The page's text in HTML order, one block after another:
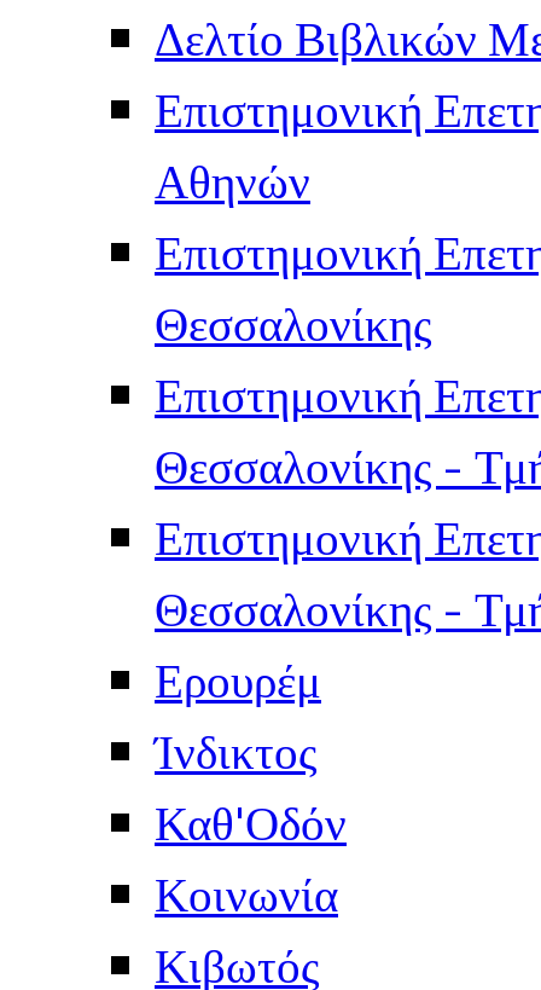
Δελτίο Βιβλικών
Επιστημονική
Αθηνών
Επιστημονική
Θεσσαλονίκης
Επιστημονική
Θεσσαλονίκης -
Επιστημονική
Θεσσαλονίκης -
Ερουρέμ
Ίνδικτος
Καθ'Οδόν
Κοινωνία
Κιβωτός